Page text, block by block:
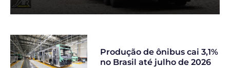
Produção de ônibus cai 3,1%
no Brasil até julho de 2026